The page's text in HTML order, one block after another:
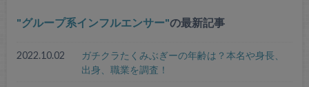
グループ系インフルエンサー の最新記事
2022.10.02
ガチクラたくみぶぎーの年齢は？本名や身長、
出身、職業を調査！